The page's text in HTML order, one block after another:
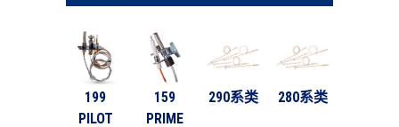
199
PILOT
159
PRIME
290系类 280系类